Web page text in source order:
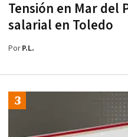
Tensión en Mar del
salarial en Toledo
PorP.L.